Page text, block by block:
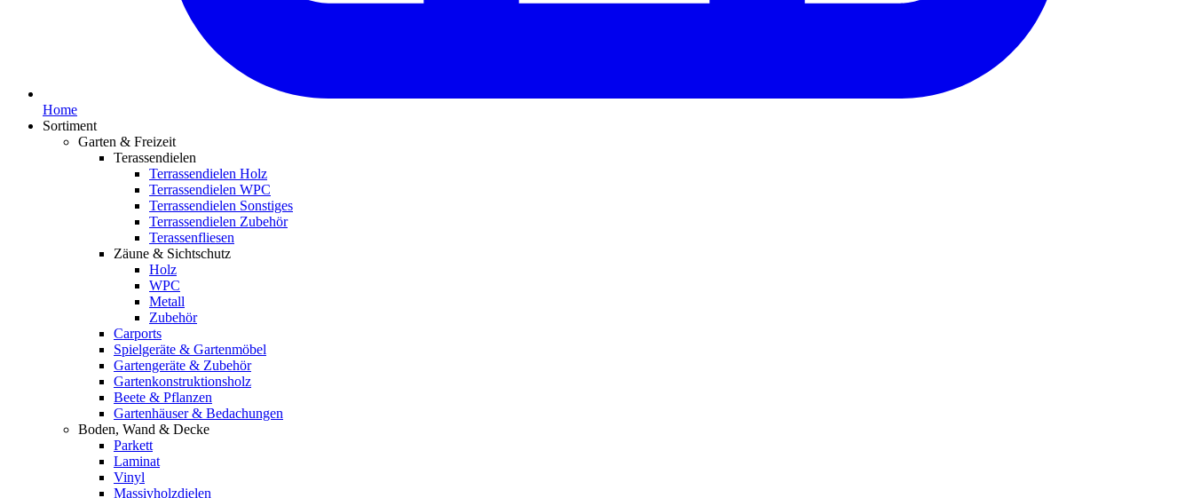
Home
Sortiment
Garten & Freizeit
Terassendielen
Terrassendielen Holz
Terrassendielen WPC
Terrassendielen Sonstiges
Terrassendielen Zubehör
Terassenfliesen
Zäune & Sichtschutz
Holz
WPC
Metall
Zubehör
Carports
Spielgeräte & Gartenmöbel
Gartengeräte & Zubehör
Gartenkonstruktionsholz
Beete & Pflanzen
Gartenhäuser & Bedachungen
Boden, Wand & Decke
Parkett
Laminat
Vinyl
Massivholzdielen